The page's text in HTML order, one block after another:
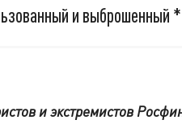
и
и экстремистов